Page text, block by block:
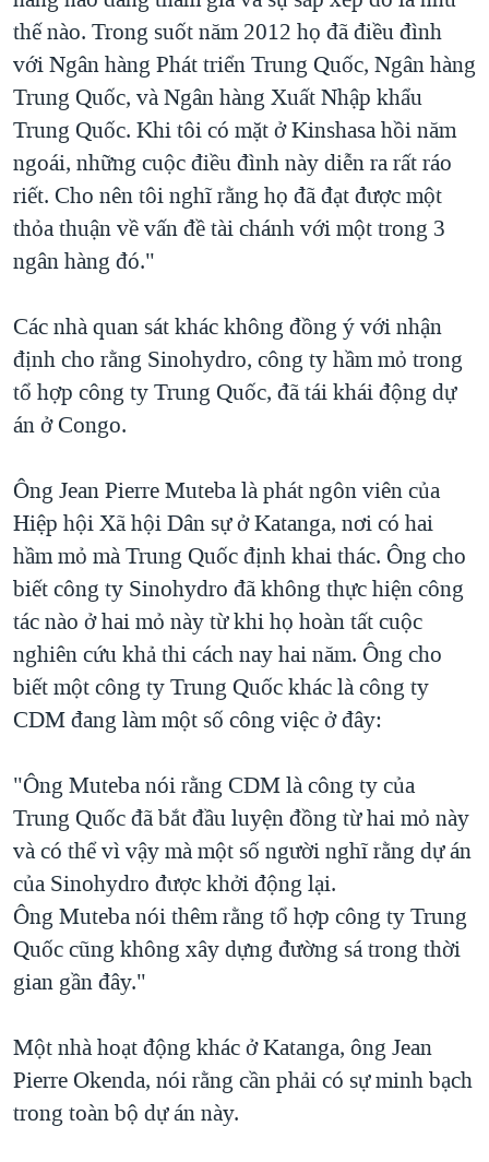
thế nào. Trong suốt năm 2012 họ đã điều đình
với Ngân hàng Phát triển Trung Quốc, Ngân hàng
Trung Quốc, và Ngân hàng Xuất Nhập khẩu
Trung Quốc. Khi tôi có mặt ở Kinshasa hồi năm
ngoái, những cuộc điều đình này diễn ra rất ráo
riết. Cho nên tôi nghĩ rằng họ đã đạt được một
thỏa thuận về vấn đề tài chánh với một trong 3
ngân hàng đó."
Các nhà quan sát khác không đồng ý với nhận
định cho rằng Sinohydro, công ty hầm mỏ trong
tổ hợp công ty Trung Quốc, đã tái khái động dự
án ở Congo.
Ông Jean Pierre Muteba là phát ngôn viên của
Hiệp hội Xã hội Dân sự ở Katanga, nơi có hai
hầm mỏ mà Trung Quốc định khai thác. Ông cho
biết công ty Sinohydro đã không thực hiện công
tác nào ở hai mỏ này từ khi họ hoàn tất cuộc
nghiên cứu khả thi cách nay hai năm. Ông cho
biết một công ty Trung Quốc khác là công ty
CDM đang làm một số công việc ở đây:
"Ông Muteba nói rằng CDM là công ty của
Trung Quốc đã bắt đầu luyện đồng từ hai mỏ này
và có thể vì vậy mà một số người nghĩ rằng dự án
của Sinohydro được khởi động lại.
Ông Muteba nói thêm rằng tổ hợp công ty Trung
Quốc cũng không xây dựng đường sá trong thời
gian gần đây."
Một nhà hoạt động khác ở Katanga, ông Jean
Pierre Okenda, nói rằng cần phải có sự minh bạch
trong toàn bộ dự án này.